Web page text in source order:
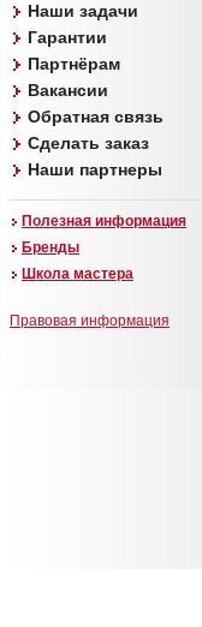
Наши задачи
Гарантии
Партнёрам
Вакансии
Обратная связь
Сделать заказ
Наши партнеры
Полезная информация
Бренды
Школа мастера
Правовая информация